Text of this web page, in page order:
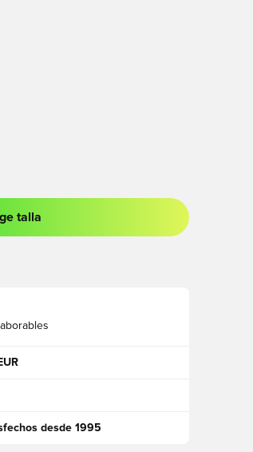
registrarse como miembro
talla
desde 1995